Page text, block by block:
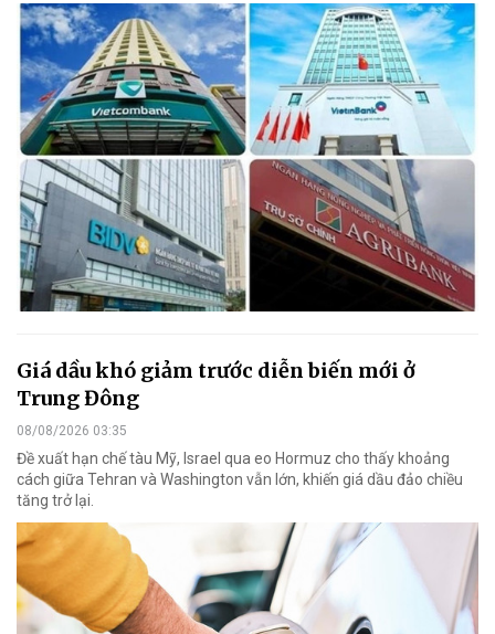
Giá dầu khó giảm trước diễn biến mới ở
Trung Đông
08/08/2026 03:35
Đề xuất hạn chế tàu Mỹ, Israel qua eo Hormuz cho thấy khoảng
cách giữa Tehran và Washington vẫn lớn, khiến giá dầu đảo chiều
tăng trở lại.